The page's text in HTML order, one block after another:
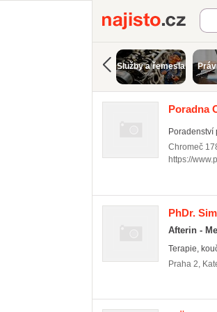
Služby a řemesla
Poradna
Poradenství
Chromeč
https://
PhDr.
Afterin -
Terapie,
Praha 2,